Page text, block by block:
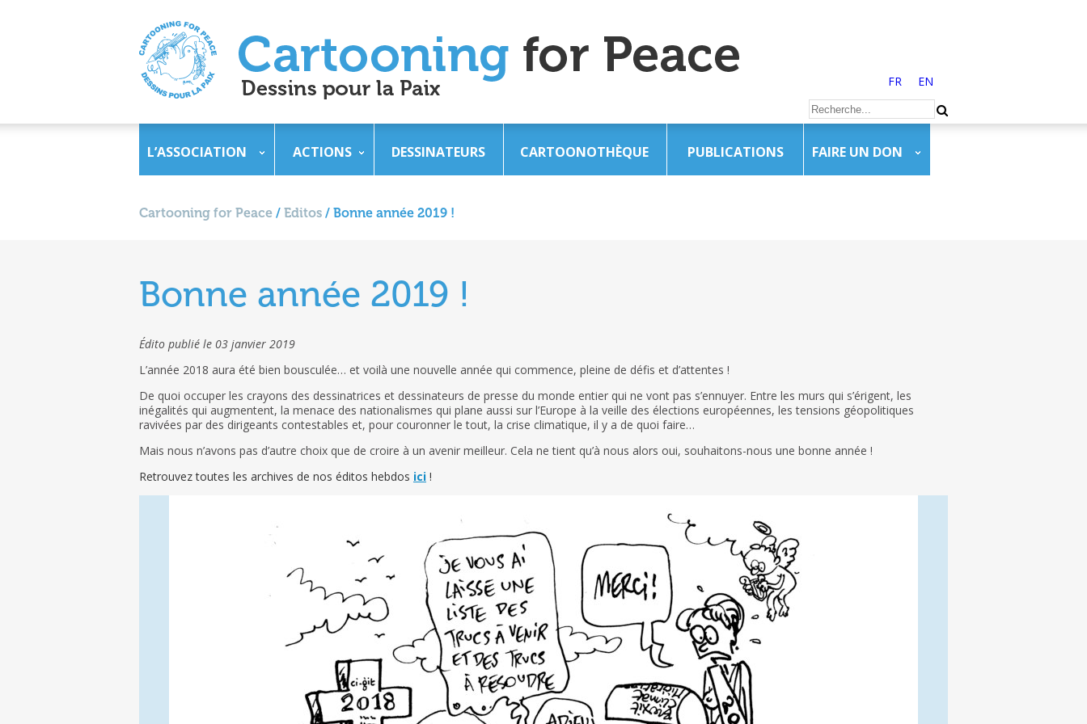
FR EN
L’ASSOCIATION ACTIONS DESSINATEURS CARTOONOTHÈQUE PUBLICATIONS FAIRE UN DON
Cartooning for Peace / Editos / Bonne année 2019 !
Bonne année 2019 !
Édito publié le 03 janvier 2019
L’année 2018 aura été bien bousculée… et voilà une nouvelle année qui commence, pleine de défis et d’attentes !
De quoi occuper les crayons des dessinatrices et dessinateurs de presse du monde entier qui ne vont pas s’ennuyer. Entre les murs qui s’érigent, les
inégalités qui augmentent, la menace des nationalismes qui plane aussi sur l’Europe à la veille des élections européennes, les tensions géopolitiques
ravivées par des dirigeants contestables et, pour couronner le tout, la crise climatique, il y a de quoi faire…
Mais nous n’avons pas d’autre choix que de croire à un avenir meilleur. Cela ne tient qu’à nous alors oui, souhaitons-nous une bonne année !
Retrouvez toutes les archives de nos éditos hebdos ici !